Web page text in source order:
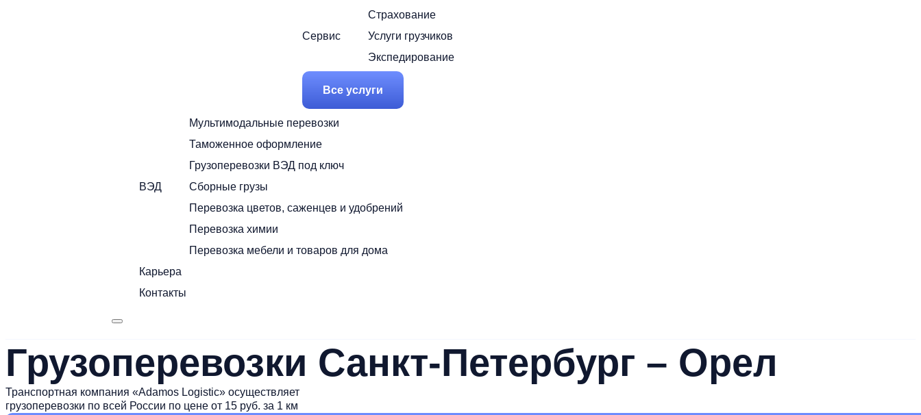
Сервис
Страхование
Услуги грузчиков
Экспедирование
Все услуги
ВЭД
Мультимодальные перевозки
Таможенное оформление
Грузоперевозки ВЭД под ключ
Сборные грузы
Перевозка цветов, саженцев и удобрений
Перевозка химии
Перевозка мебели и товаров для дома
Карьера
Контакты
Грузоперевозки Санкт-Петербург – Орел
Транспортная компания «Adamos Logistic» осуществляет
грузоперевозки по всей России по цене от 15 руб. за 1 км